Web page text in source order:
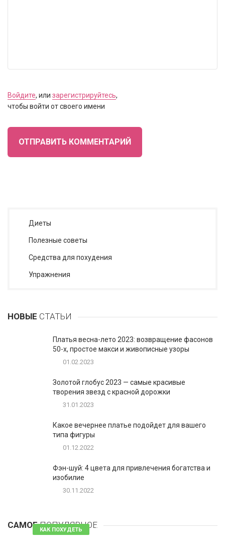
Войдите, или зарегистрируйтесь,
чтобы войти от своего имени
ОТПРАВИТЬ КОММЕНТАРИЙ
Диеты
Полезные советы
Средства для похудения
Упражнения
НОВЫЕ СТАТЬИ
Платья весна-лето 2023: возвращение фасонов
50-х, простое макси и живописные узоры
01.02.2023
Золотой глобус 2023 — самые красивые
творения звезд с красной дорожки
31.01.2023
Какое вечернее платье подойдет для вашего
типа фигуры
01.12.2022
Фэн-шуй: 4 цвета для привлечения богатства и
изобилие
30.11.2022
САМОЕПОПУЛЯРНОЕ
КАК ПОХУДЕТЬ 81 комментарий